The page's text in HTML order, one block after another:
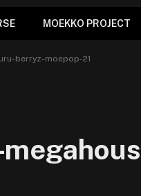
MOEKKO PROJECT
berryz-moepop-21